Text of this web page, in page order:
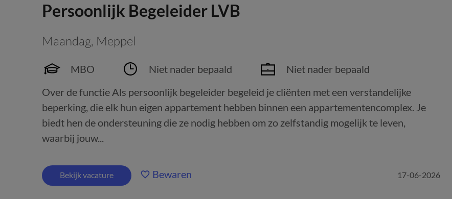
Persoonlijk Begeleider LVB
Maandag, Meppel
MBO Niet nader bepaald
Niet nader bepaald
Over de functie Als persoonlijk begeleider begeleid je cliënten met een verstandelijke
beperking, die elk hun eigen appartement hebben binnen een appartementencomplex. Je
biedt hen de ondersteuning die ze nodig hebben om zo zelfstandig mogelijk te leven,
waarbij jouw...
Bekijk vacature Bewaren 17-06-2026